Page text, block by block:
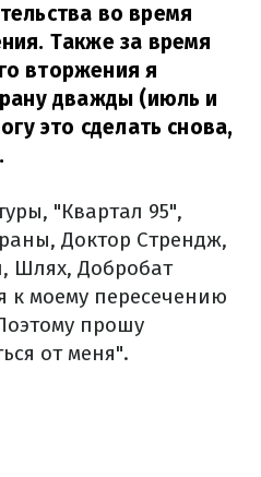
во время
Также за время
вторжения я
дважды (июль и
это сделать снова,
"Квартал 95",
Доктор Стрендж,
Шлях, Добробат
к моему пересечению
прошу
от меня".